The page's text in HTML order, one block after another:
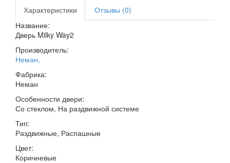
Характеристики
Отзывы (0)
Название:
Дверь Milky Way2
Производитель:
Неман,
Фабрика:
Неман
Особенности двери:
Со стеклом, На раздвижной системе
Тип:
Раздвижные, Распашные
Цвет:
Коричневые